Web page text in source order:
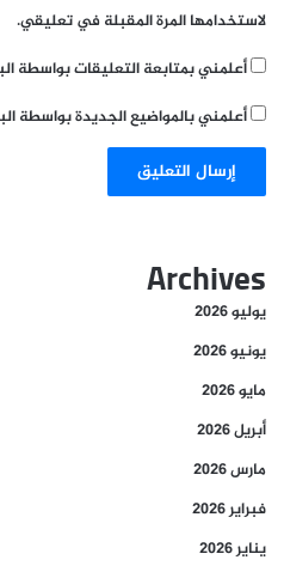
لاستخدامها المرة المقبلة في تعليقي.
أعلمني بمتابعة التعليقات بواسطة
أعلمني بالمواضيع الجديدة بواسطة
Archives
يوليو 2026
يونيو 2026
مايو 2026
أبريل 2026
مارس 2026
فبراير 2026
يناير 2026